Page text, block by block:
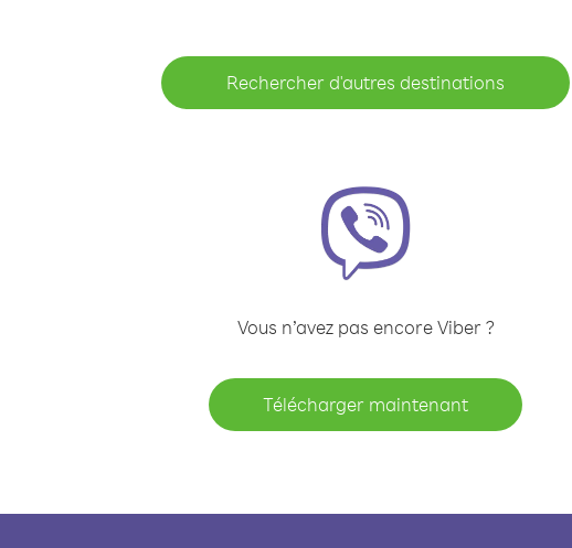
Rechercher d'autres destinations
Vous n’avez pas encore Viber ?
Télécharger maintenant